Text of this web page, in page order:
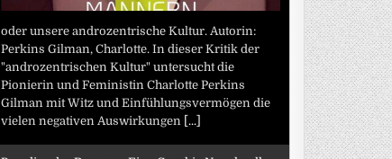
oder unsere androzentrische Kultur. Autorin:
Perkins Gilman, Charlotte. In dieser Kritik der
"androzentrischen Kultur" untersucht die
Pionierin und Feministin Charlotte Perkins
Gilman mit Witz und Einfühlungsvermögen die
vielen negativen Auswirkungen [...]